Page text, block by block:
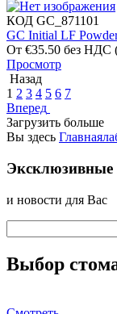
КОД GC_871101
GC Initial LF
От €35.50 без НДС
Просмотр
Назад
1 2 3 4 5 6 7
Вперед
Загрузить больше
Вы здесь Главная
и новости для Вас
Выбор